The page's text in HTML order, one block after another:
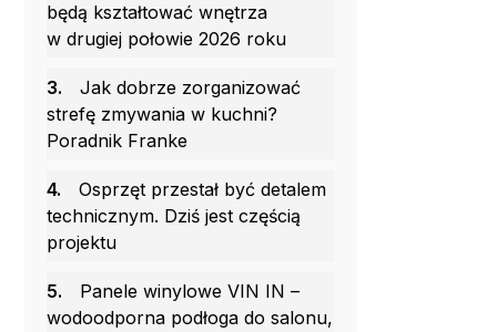
będą kształtować wnętrza
w drugiej połowie 2026 roku
3.
Jak dobrze zorganizować
strefę zmywania w kuchni?
Poradnik Franke
4.
Osprzęt przestał być detalem
technicznym. Dziś jest częścią
projektu
5.
Panele winylowe VIN IN –
wodoodporna podłoga do salonu,